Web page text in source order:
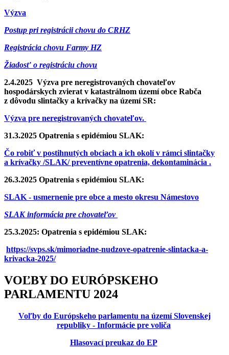
Výzva
Postup pri registrácii chovu do CRHZ
Registrácia chovu Farmy HZ
Žiadosť o registráciu chovu
2.4.2025 Výzva pre neregistrovaných chovateľov
hospodárskych zvierat v katastrálnom území obce Rabča
z dôvodu slintačky a krívačky na území SR:
Výzva pre neregistrovaných chovateľov.
31.3.2025 Opatrenia s epidémiou SLAK:
Čo robiť v postihnutých obciach a ich okolí v rámci slintačky
a krívačky /SLAK/ preventívne opatrenia, dekontaminácia .
26.3.2025 Opatrenia s epidémiou SLAK:
SLAK - usmernenie pre obce a mesto okresu Námestovo
SLAK informácia pre chovateľov
25.3.2025: Opatrenia s epidémiou SLAK:
https://svps.sk/mimoriadne-nudzove-opatrenie-slintacka-a-
krivacka-2025/
VOĽBY DO EURÓPSKEHO
PARLAMENTU 2024
Voľby do Európskeho parlamentu na území Slovenskej
republiky - Informácie pre voliča
Hlasovací preukaz do EP